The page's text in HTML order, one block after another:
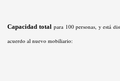
Capacidad totalpara 100 personas, y está
acuerdo al nuevo mobiliario: